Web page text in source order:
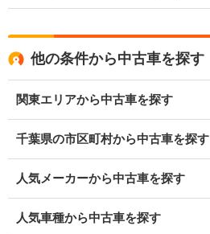
他の条件から中古車を探す
関東エリアから中古車を探す
千葉県の市区町村から中古車を探す
人気メーカーから中古車を探す
人気車種から中古車を探す